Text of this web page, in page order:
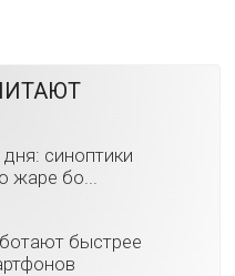
синоптики
жаре бо...
быстрее